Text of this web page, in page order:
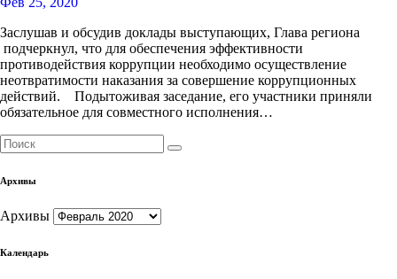
Заслушав и обсудив доклады выступающих, Глава региона
подчеркнул, что для обеспечения эффективности
противодействия коррупции необходимо осуществление
неотвратимости наказания за совершение коррупционных
действий. Подытоживая заседание, его участники приняли
обязательное для совместного исполнения…
Архивы
Архивы
Календарь